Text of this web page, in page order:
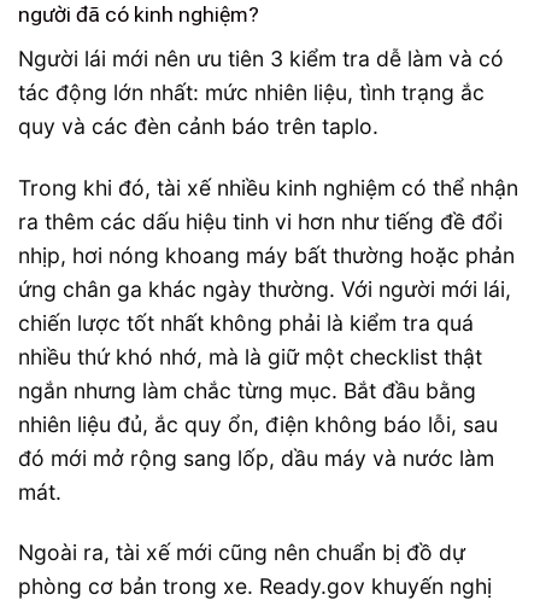
người đã có kinh nghiệm?
Người lái mới nên ưu tiên 3 kiểm tra dễ làm và có
tác động lớn nhất: mức nhiên liệu, tình trạng ắc
quy và các đèn cảnh báo trên taplo.
Trong khi đó, tài xế nhiều kinh nghiệm có thể nhận
ra thêm các dấu hiệu tinh vi hơn như tiếng đề đổi
nhịp, hơi nóng khoang máy bất thường hoặc phản
ứng chân ga khác ngày thường. Với người mới lái,
chiến lược tốt nhất không phải là kiểm tra quá
nhiều thứ khó nhớ, mà là giữ một checklist thật
ngắn nhưng làm chắc từng mục. Bắt đầu bằng
nhiên liệu đủ, ắc quy ổn, điện không báo lỗi, sau
đó mới mở rộng sang lốp, dầu máy và nước làm
mát.
Ngoài ra, tài xế mới cũng nên chuẩn bị đồ dự
phòng cơ bản trong xe. Ready.gov khuyến nghị